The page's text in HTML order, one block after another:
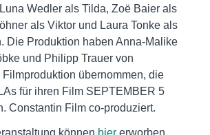
Wedler als Tilda, Zoë Baier als
als Viktor und Laura Tonke als
Die Produktion haben Anna-Malike
und Philipp Trauer von
übernommen, die
für ihren Film SEPTEMBER 5
Constantin Film co-produziert.
können hier erworben